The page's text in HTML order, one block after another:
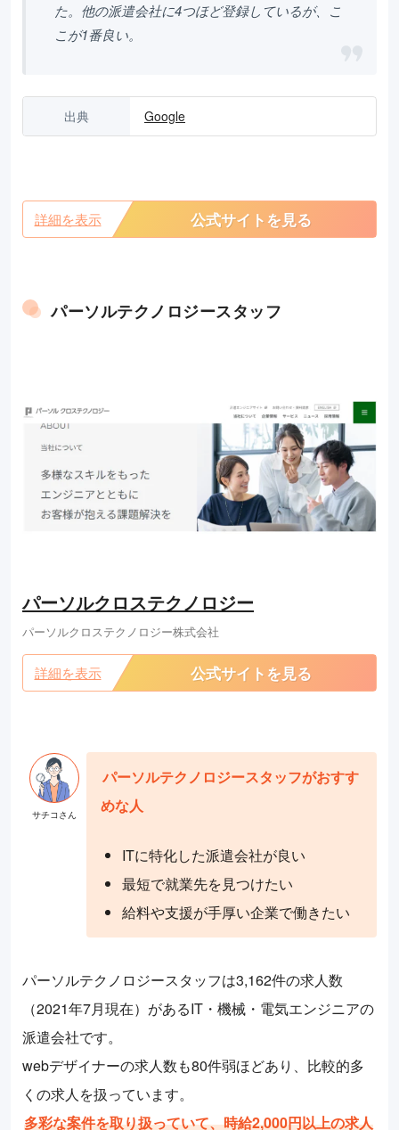
た。他の派遣会社に4つほど登録しているが、こ
こが1番良い。
出典 Google
詳細を表示 公式サイトを見る
パーソルテクノロジースタッフ
パーソルクロステクノロジー
パーソルクロステクノロジー株式会社
詳細を表示 公式サイトを見る
パーソルテクノロジースタッフがおすす
めな人
ITに特化した派遣会社が良い
最短で就業先を見つけたい
給料や支援が手厚い企業で働きたい
パーソルテクノロジースタッフは3,162件の求人数
（2021年7月現在）があるIT・機械・電気エンジニアの
派遣会社です。
webデザイナーの求人数も80件弱ほどあり、比較的多
くの求人を扱っています。
多彩な案件を取り扱っていて、時給2,000円以上の求人